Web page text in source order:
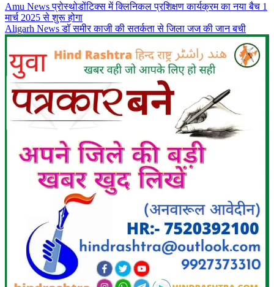
Amu News प्रोस्थोडोंटिक्स में क्लिनिकल प्रशिक्षण कार्यक्रम का नया बैच 1
मार्च 2025 से शुरू होगा
Aligarh News डॉ समीर काजी की सतर्कता से जिला जज की जान बची